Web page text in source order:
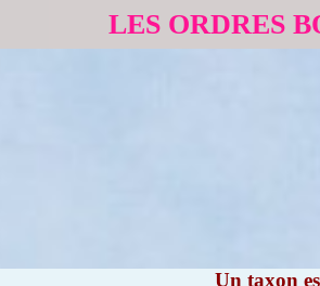
LES ORDRES
Untaxon